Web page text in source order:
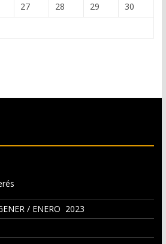
27 28 29
30
/ ENERO 2023